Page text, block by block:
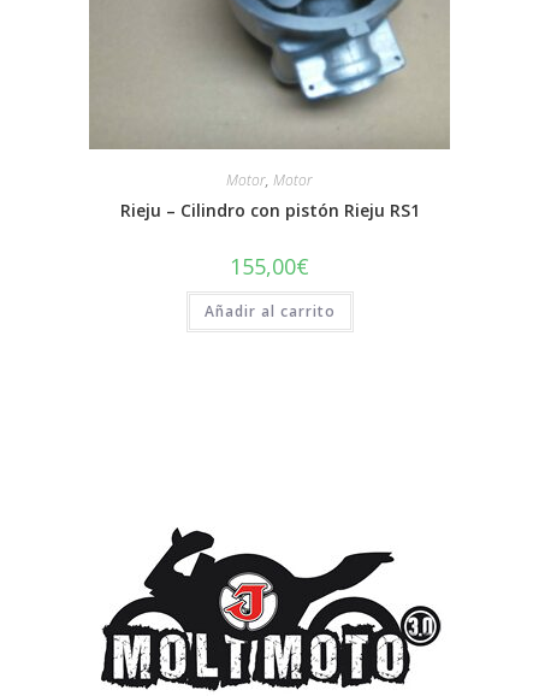
Motor, Motor
Rieju – Cilindro con pistón Rieju RS1
155,00€
Añadir al carrito